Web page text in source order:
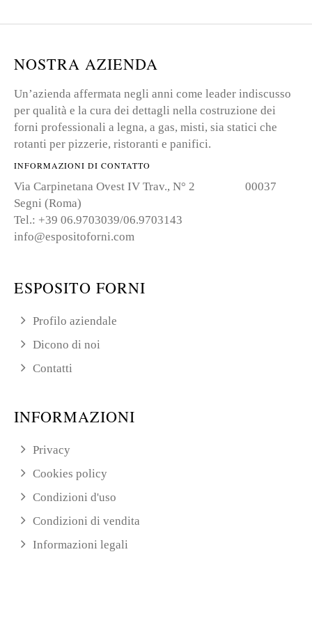
NOSTRA AZIENDA
Un’azienda affermata negli anni come leader indiscusso
per qualità e la cura dei dettagli nella costruzione dei
forni professionali a legna, a gas, misti, sia statici che
rotanti per pizzerie, ristoranti e panifici.
INFORMAZIONI DI CONTATTO
Via Carpinetana Ovest IV Trav., N° 2 00037
Segni (Roma)
Tel.: +39 06.9703039/06.9703143
info@espositoforni.com
ESPOSITO FORNI
Profilo aziendale
Dicono di noi
Contatti
INFORMAZIONI
Privacy
Cookies policy
Condizioni d'uso
Condizioni di vendita
Informazioni legali